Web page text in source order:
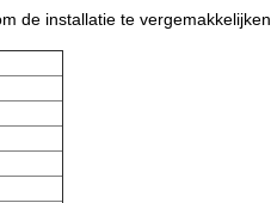
de installatie te vergemakkelijken.